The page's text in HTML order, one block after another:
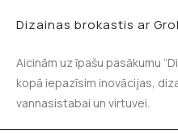
Dizainas brokastis ar
Aicinām uz īpašu pasākumu
kopā iepazīsim inovācijas,
vannasistabai un virtuvei.